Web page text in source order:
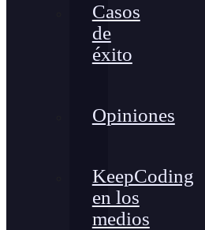
Casos
de
éxito
Opiniones
KeepCoding
en los
medios